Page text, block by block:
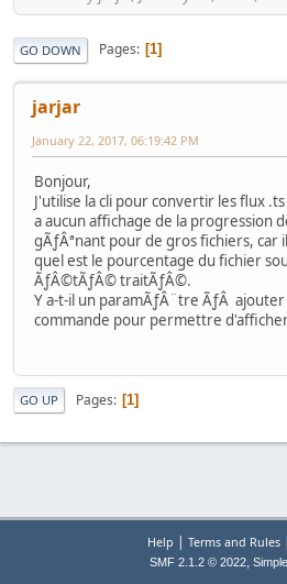
GO DOWN Pages 1
jarjar
January 22, 2017, 06:19:42 PM
Bonjour,
J'utilise la cli pour convertir les flux
a aucun affichage de la progression
gÃƒÂªnant pour de gros fichiers, car
quel est le pourcentage du fichier
ÃƒÂ©tÃƒÂ© traitÃƒÂ©.
Y a-t-il un paramÃƒÂ¨tre ÃƒÂ ajouter
commande pour permettre
GO UP Pages 1
Help | Terms and Rules|
SMF 2.1.2 © 2022,